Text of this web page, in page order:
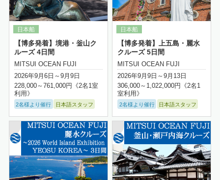
【博多発着】境港・釡山ク
ルーズ 4日間
MITSUI OCEAN FUJI
2026年9月6日～9月9日
228,000～761,000円《2名1室
利用》
2名様より催行 日本語スタッフ
【博多発着】上五島・麗水
クルーズ 5日間
MITSUI OCEAN FUJI
2026年9月9日～9月13日
306,000～1,022,000円《2名1
室利用》
2名様より催行 日本語スタッフ
詳細はこちら